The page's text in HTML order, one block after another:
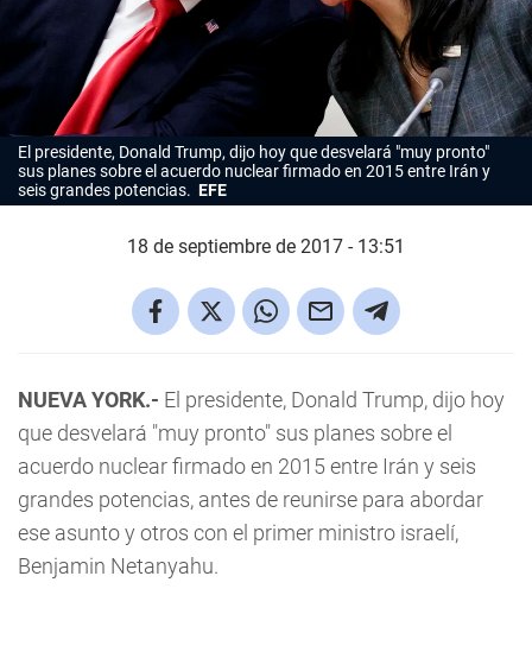
El presidente, Donald Trump, dijo hoy que desvelará "muy pronto"
sus planes sobre el acuerdo nuclear firmado en 2015 entre Irán y
seis grandes potencias. EFE
18 de septiembre de 2017 - 13:51
NUEVA YORK.- El presidente, Donald Trump, dijo hoy
que desvelará "muy pronto" sus planes sobre el
acuerdo nuclear firmado en 2015 entre Irán y seis
grandes potencias, antes de reunirse para abordar
ese asunto y otros con el primer ministro israelí,
Benjamin Netanyahu.